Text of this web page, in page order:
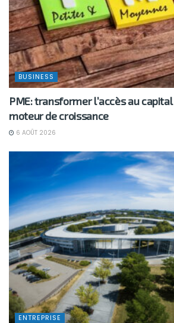
BUSINESS
PME: transformer l’accès au
moteur de croissance
6 AOÛT 2026
ENTREPRISE